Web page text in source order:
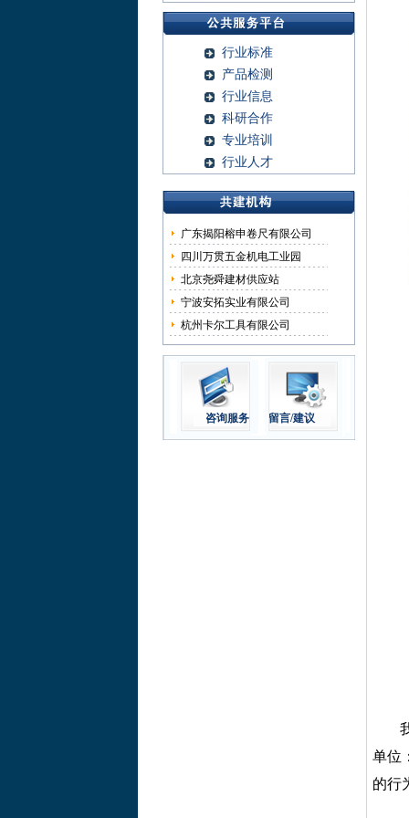
行业标准
产品检测
行业信息
科研合作
专业培训
行业人才
广东揭阳榕申卷尺有限公司
四川万贯五金机电工业园
北京尧舜建材供应站
宁波安拓实业有限公司
杭州卡尔工具有限公司
咨询服务 留言/建议
我
单位
的行